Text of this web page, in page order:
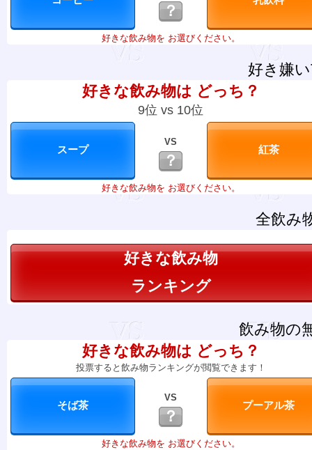
？
好きな飲み物を お選びください。
好き嫌
好きな飲み物は どっち？
9位 vs 10位
VS
？
好きな飲み物を お選びください。
全飲み
好きな飲み物
ランキング
飲み物の
好きな飲み物は どっち？
投票すると飲み物ランキングが閲覧できます！
VS
？
好きな飲み物を お選びください。